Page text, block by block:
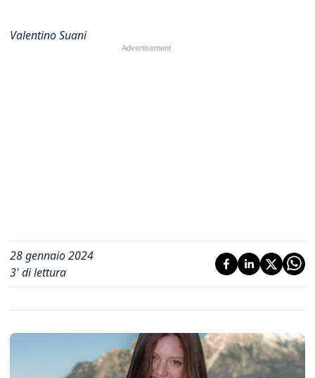
Valentino Suani
28 gennaio 2024
3' di lettura